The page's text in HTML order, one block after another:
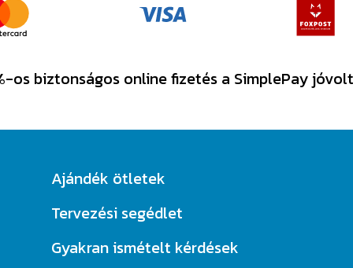
os biztonságos online fizetés a SimplePay
Ajándék ötletek
Tervezési segédlet
Gyakran ismételt kérdések